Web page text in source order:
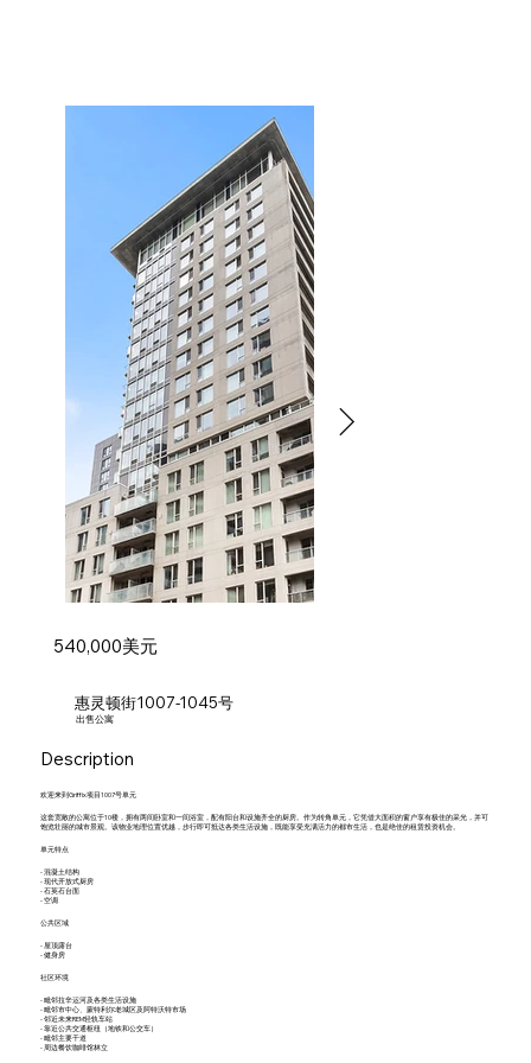
惠灵顿街1007-1045号
出售公寓
540,000美元
Description
欢迎来到Griffix项目1007号单元
这套宽敞的公寓位于10楼，拥有两间卧室和一间浴室，配有阳台和设施齐全的厨房。作为转角单元，它凭借大面积的窗户享有极佳的采光，并可
饱览壮丽的城市景观。该物业地理位置优越，步行即可抵达各类生活设施，既能享受充满活力的都市生活，也是绝佳的租赁投资机会。
单元特点
- 混凝土结构
- 现代开放式厨房
- 石英石台面
- 空调
公共区域
- 屋顶露台
- 健身房
社区环境
- 毗邻拉辛运河及各类生活设施
- 毗邻市中心、蒙特利尔老城区及阿特沃特市场
- 邻近未来REM轻轨车站
- 靠近公共交通枢纽（地铁和公交车）
- 毗邻主要干道
- 周边餐饮咖啡馆林立